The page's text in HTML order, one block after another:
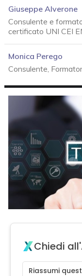
Giuseppe Alverone
Consulente e
certificato UNI CEI
Monica Perego
Consulente,
Chiedi
Riassumi